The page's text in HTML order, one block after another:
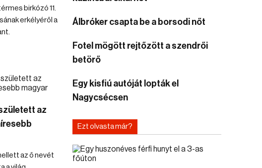
birkózó 11.
erkélyéről a
az
az ő nevét
Álbróker csapta be a borsodi nőt
Fotel mögött rejtőzött a szendrői
betörő
Egy kisfiú autóját lopták el
Nagycsécsen
Ezt olvasta már?